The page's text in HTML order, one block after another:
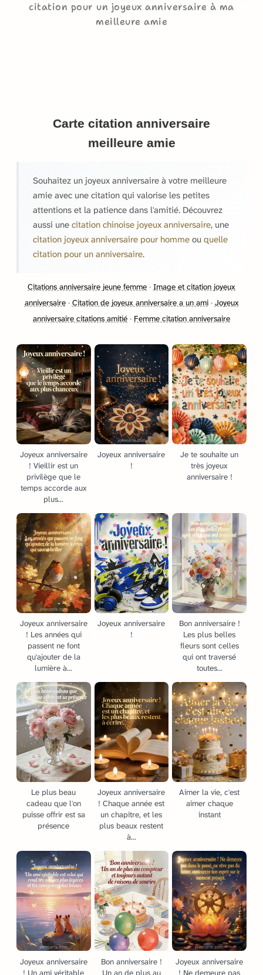
citation pour un joyeux anniversaire à ma
meilleure amie
Carte citation anniversaire
meilleure amie
Souhaitez un joyeux anniversaire à votre meilleure
amie avec une citation qui valorise les petites
attentions et la patience dans l'amitié. Découvrez
aussi une citation chinoise joyeux anniversaire, une
citation joyeux anniversaire pour homme ou quelle
citation pour un anniversaire.
Citations anniversaire jeune femme · Image et citation joyeux
anniversaire· Citation de joyeux anniversaire a un ami· Joyeux
anniversaire citations amitié · Femme citation anniversaire
Joyeux anniversaire
! Vieillir est un
privilège que le
temps accorde aux
plus...
Joyeux anniversaire
!
Je te souhaite un
très joyeux
anniversaire !
Joyeux anniversaire
! Les années qui
passent ne font
qu'ajouter de la
lumière à...
Joyeux anniversaire
!
Bon anniversaire !
Les plus belles
fleurs sont celles
qui ont traversé
toutes...
Le plus beau
cadeau que l'on
puisse offrir est sa
présence
Joyeux anniversaire
! Chaque année est
un chapitre, et les
plus beaux restent
à...
Aimer la vie, c'est
aimer chaque
instant
Joyeux anniversaire
! Un ami véritable
Bon anniversaire !
Un an de plus au
Joyeux anniversaire
! Ne demeure pas